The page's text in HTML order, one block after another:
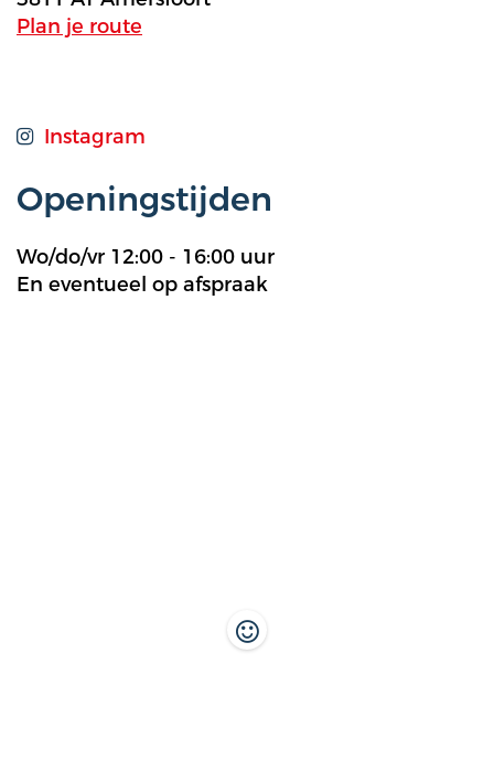
Plan je route
Instagram
Openingstijden
Wo/do/vr 12:00 - 16:00 uur
En eventueel op afspraak